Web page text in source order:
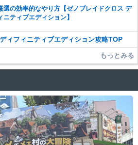
選の効率的なやり方【ゼノブレイドクロス デ
ニティブエディション】
ィフィニティブエディション攻略TOP
もっとみる